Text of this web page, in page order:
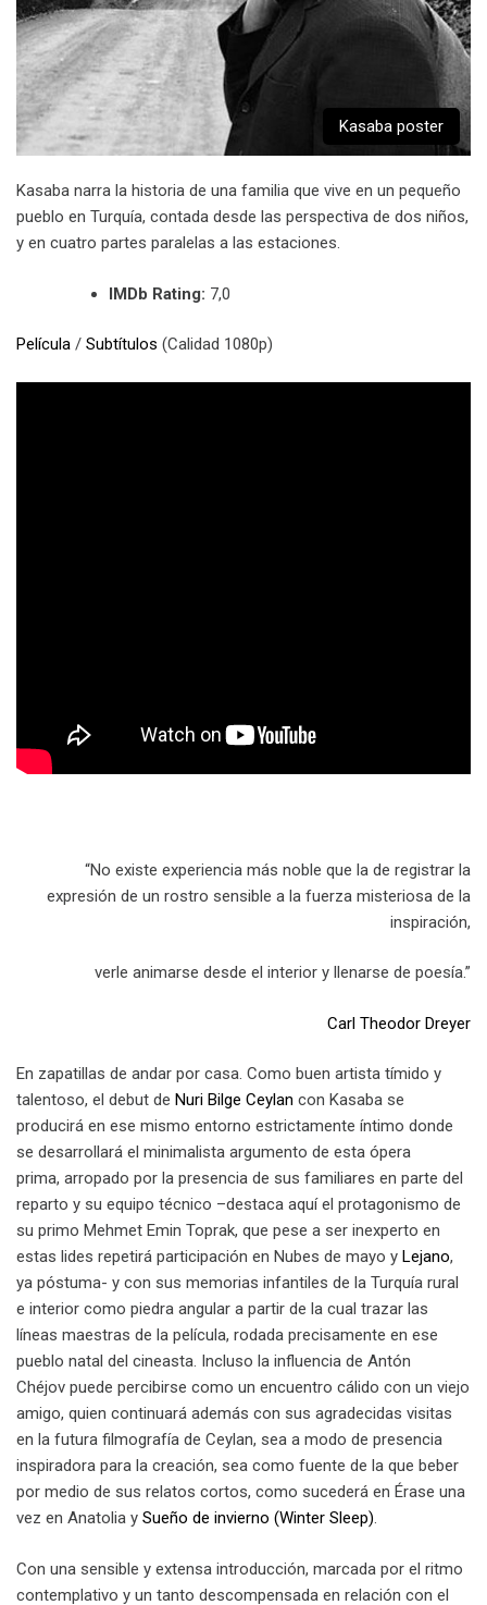
Kasaba poster
Kasaba narra la historia de una familia que vive en un pequeño
pueblo en Turquía, contada desde las perspectiva de dos niños,
y en cuatro partes paralelas a las estaciones.
IMDb Rating: 7,0
Película / Subtítulos (Calidad 1080p)
“No existe experiencia más noble que la de registrar la
expresión de un rostro sensible a la fuerza misteriosa de la
inspiración,
verle animarse desde el interior y llenarse de poesía.”
Carl Theodor Dreyer
En zapatillas de andar por casa. Como buen artista tímido y
talentoso, el debut de Nuri Bilge Ceylan con Kasaba se
producirá en ese mismo entorno estrictamente íntimo donde
se desarrollará el minimalista argumento de esta ópera
prima, arropado por la presencia de sus familiares en parte del
reparto y su equipo técnico –destaca aquí el protagonismo de
su primo Mehmet Emin Toprak, que pese a ser inexperto en
estas lides repetirá participación en Nubes de mayo y Lejano,
ya póstuma- y con sus memorias infantiles de la Turquía rural
e interior como piedra angular a partir de la cual trazar las
líneas maestras de la película, rodada precisamente en ese
pueblo natal del cineasta. Incluso la influencia de Antón
Chéjov puede percibirse como un encuentro cálido con un viejo
amigo, quien continuará además con sus agradecidas visitas
en la futura filmografía de Ceylan, sea a modo de presencia
inspiradora para la creación, sea como fuente de la que beber
por medio de sus relatos cortos, como sucederá en Érase una
vez en Anatolia y Sueño de invierno (Winter Sleep).
Con una sensible y extensa introducción, marcada por el ritmo
contemplativo y un tanto descompensada en relación con el